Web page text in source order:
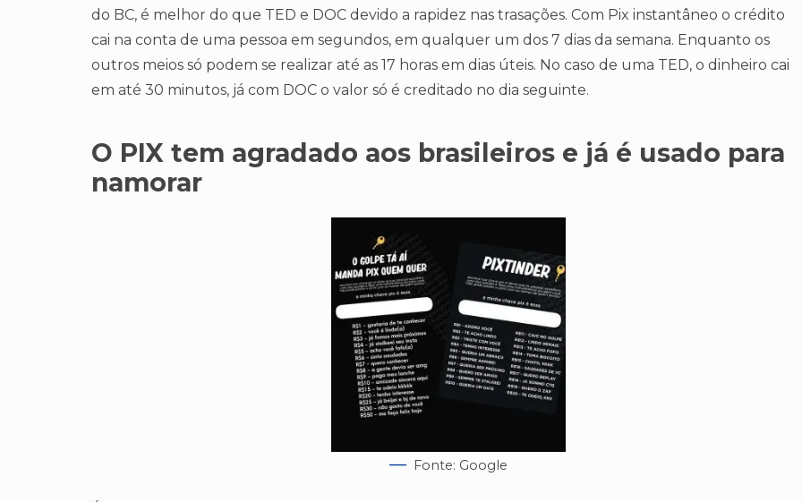
do BC, é melhor do que TED e DOC devido a rapidez nas trasações. Com Pix instantâneo o crédito
cai na conta de uma pessoa em segundos, em qualquer um dos 7 dias da semana. Enquanto os
outros meios só podem se realizar até as 17 horas em dias úteis. No caso de uma TED, o dinheiro cai
em até 30 minutos, já com DOC o valor só é creditado no dia seguinte.
O PIX tem agradado aos brasileiros e já é usado para
namorar
Fonte: Google